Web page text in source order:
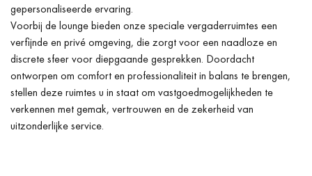
gepersonaliseerde ervaring.
Voorbij de lounge bieden onze speciale vergaderruimtes een
verfijnde en privé omgeving, die zorgt voor een naadloze en
discrete sfeer voor diepgaande gesprekken. Doordacht
ontworpen om comfort en professionaliteit in balans te brengen,
stellen deze ruimtes u in staat om vastgoedmogelijkheden te
verkennen met gemak, vertrouwen en de zekerheid van
uitzonderlijke service.